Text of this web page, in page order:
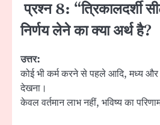
प्रश्न 8: “त्रिकालदर्शी
निर्णय लेने का क्या अर्थ है?
उत्तर:
कोई भी कर्म करने से पहले आदि, मध्य
देखना।
केवल वर्तमान लाभ नहीं, भविष्य का